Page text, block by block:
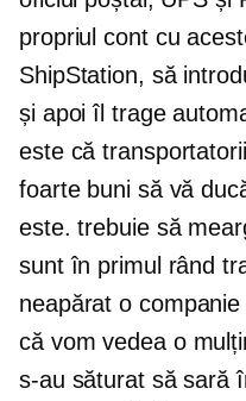
propriul cont cu
ShipStation, să
și apoi îl trage
este că
foarte buni să vă
este. trebuie să
sunt în primul rând
neapărat o
că vom vedea o
s-au săturat să sară